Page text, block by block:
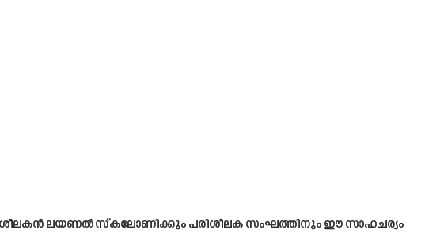
ലയണൽ സ്കലോണിക്കും പരിശീലക സംഘത്തിനും ഈ സാഹചര്യം